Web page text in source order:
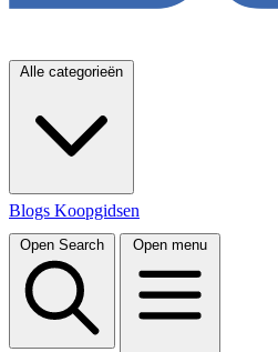
Alle categorieën
Blogs Koopgidsen
Open Search Open menu